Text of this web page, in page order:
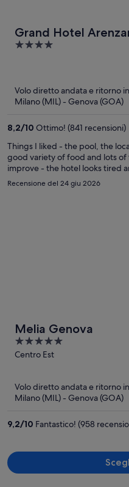
Grand Hotel
4
Volo diretto andata e ritorno
Milano (MIL) - Genova (GOA)
8,2/10 Ottimo! (841 recensioni)
Things I liked - the pool, the
good variety of food and lots
improve - the hotel looks tired
conditioning in my room was
terrible - it is tiny, did not have
Recensione del 24 giu 2026
Melia Genova
5
out
Centro Est
Volo diretto andata e ritorno
Milano (MIL) - Genova (GOA)
9,2/10 Fantastico! (958